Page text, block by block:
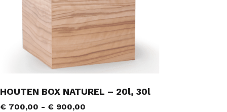
HOUTEN BOX NATUREL – 20l, 30l
€ 700,00 - € 900,00